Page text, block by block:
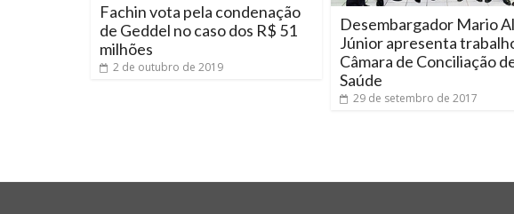
Fachin vota pela condenação
de Geddel no caso dos R$ 51
milhões
2 de outubro de 2019
Desembargador Mario
Júnior apresenta
Câmara de Conciliação
Saúde
29 de setembro de 2017